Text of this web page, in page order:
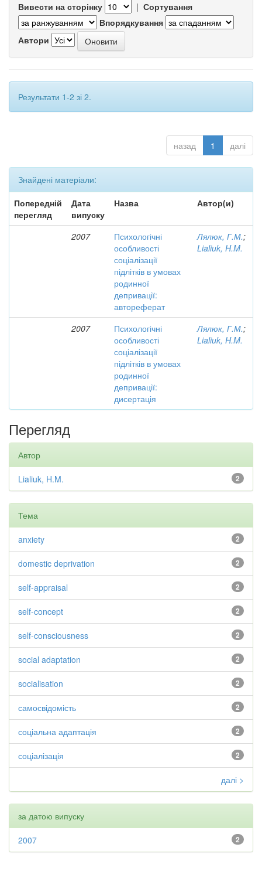
Вивести на сторінку | Сортування
Впорядкування
Автори
Результати 1-2 зі 2.
назад 1 далі
Знайдені матеріали:
Попередній
перегляд
Дата
випуску
Назва Автор(и)
2007
Психологічні
особливості
соціалізації
підлітків в умовах
родинної
депривації:
автореферат
Лялюк, Г.М.;
Lialiuk, H.M.
2007
Психологічні
особливості
соціалізації
підлітків в умовах
родинної
депривації:
дисертація
Лялюк, Г.М.;
Lialiuk, H.M.
Перегляд
Автор
2
Lialiuk, H.M.
Тема
2
anxiety
2
domestic deprivation
2
self-appraisal
2
self-concept
2
self-consciousness
2
social adaptation
2
socialisation
2
самосвідомість
2
соціальна адаптація
2
соціалізація
далі >
за датою випуску
2
2007